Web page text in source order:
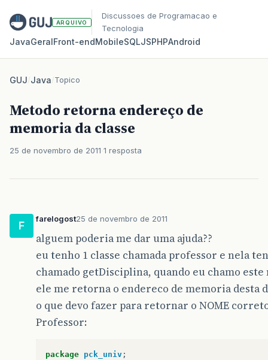
ARQUIVO
Discussoes de Programacao e
Tecnologia
JavaGeralFront‑endMobileSQLJSPHPAndroid
GUJ/Java/Topico
Metodo retorna endereço de
memoria da classe
25 de novembro de 2011 1 resposta
F
farelogost25 de novembro de 2011
alguem poderia me dar uma ajuda??
eu tenho 1 classe chamada professor e nela
chamado getDisciplina, quando eu chamo este
ele me retorna o endereco de memoria desta
o que devo fazer para retornar o NOME
Professor:
package pck_univ ;